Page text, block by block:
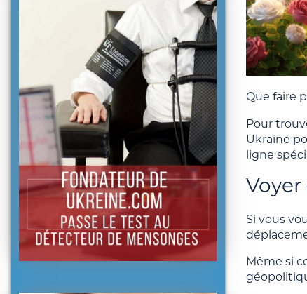
Que faire
Pour
Ukraine
ligne
Si vous
Même si